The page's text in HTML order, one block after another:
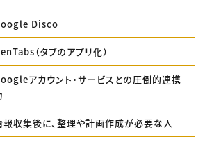
Disco
（タブのアプリ化）
アカウント・サービスとの圧倒的連携
報収集後に、整理や計画作成が必要な人